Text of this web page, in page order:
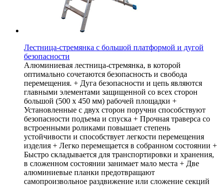
Лестница-стремянка с большой платформой и дугой
безопасности
Алюминиевая лестница-стремянка, в которой
оптимально сочетаются безопасность и свобода
перемещения. + Дуга безопасности и цепь являются
главными элементами защищенной со всех сторон
большой (500 х 450 мм) рабочей площадки +
Установленные с двух сторон поручни способствуют
безопасности подъема и спуска + Прочная траверса со
встроенными роликами повышает степень
устойчивости и способствует легкости перемещения
изделия + Легко перемещается в собранном состоянии +
Быстро складывается для транспортировки и хранения,
в сложенном состоянии занимает мало места + Две
алюминиевые планки предотвращают
самопроизвольное раздвижение или сложение секций